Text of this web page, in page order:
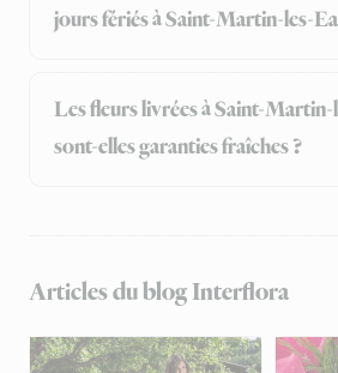
jours fériés à Saint-Martin-les-
Les fleurs livrées à Saint-
sont-elles garanties fraîches ?
Articles du blog Interflora